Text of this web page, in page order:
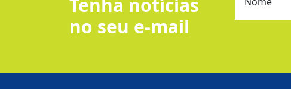
Tenha notícias
no seu e-mail